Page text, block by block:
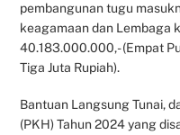
pembangunan tugu
keagamaan dan Lembaga
40.183.000.000,- (Empat
Tiga Juta Rupiah).
Bantuan Langsung Tunai,
(PKH) Tahun 2024 yang